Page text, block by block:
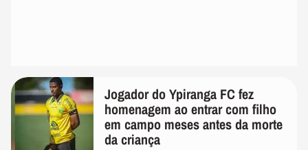
Jogador do Ypiranga FC fez
homenagem ao entrar com filho
em campo meses antes da morte
da criança